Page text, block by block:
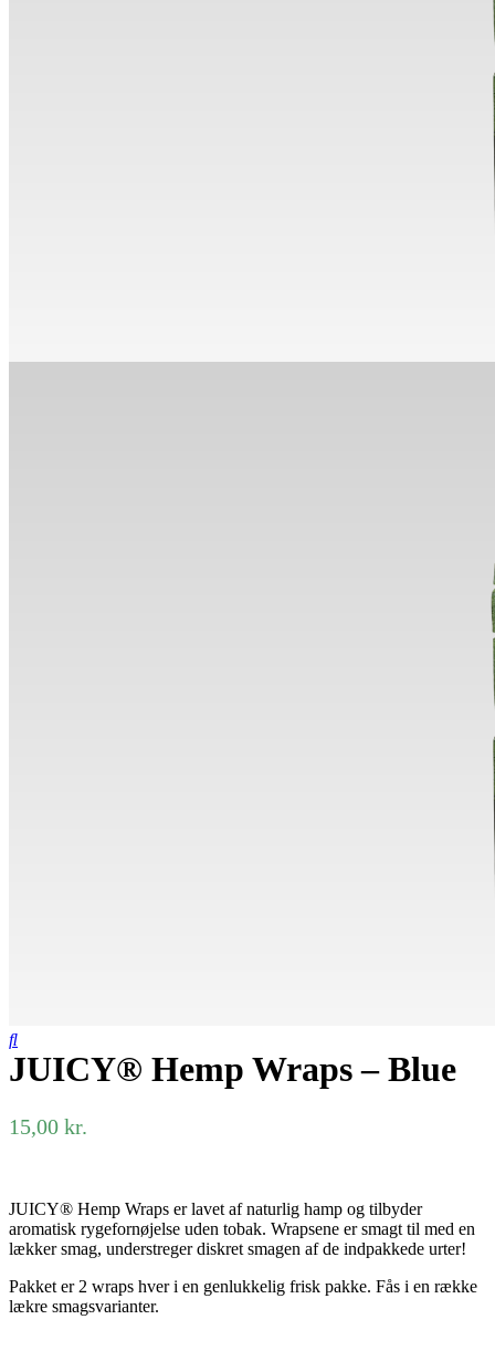
JUICY® Hemp Wraps – Blue
15,00 kr.
JUICY® Hemp Wraps er lavet af naturlig hamp og tilbyder
aromatisk rygefornøjelse uden tobak. Wrapsene er smagt til med en
lækker smag, understreger diskret smagen af ​​de indpakkede urter!
Pakket er 2 wraps hver i en genlukkelig frisk pakke. Fås i en række
lækre smagsvarianter.